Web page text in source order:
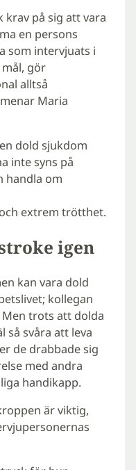
krav på sig att vara
en persons
som intervjuats i
gör
alltså
Maria
dold sjukdom
inte syns på
handla om
extrem trötthet.
igen
kan vara dold
kollegan
trots att dolda
så svåra att leva
de drabbade sig
med andra
handikapp.
är viktig,